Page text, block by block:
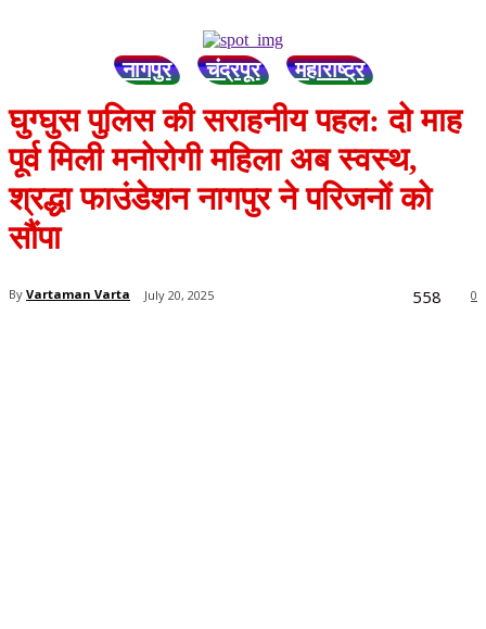
नागपुर चंद्रपूर महाराष्ट्र
घुग्घुस पुलिस की सराहनीय पहल: दो माह
पूर्व मिली मनोरोगी महिला अब स्वस्थ,
श्रद्धा फाउंडेशन नागपुर ने परिजनों को
सौंपा
By Vartaman Varta July 20, 2025 0
558